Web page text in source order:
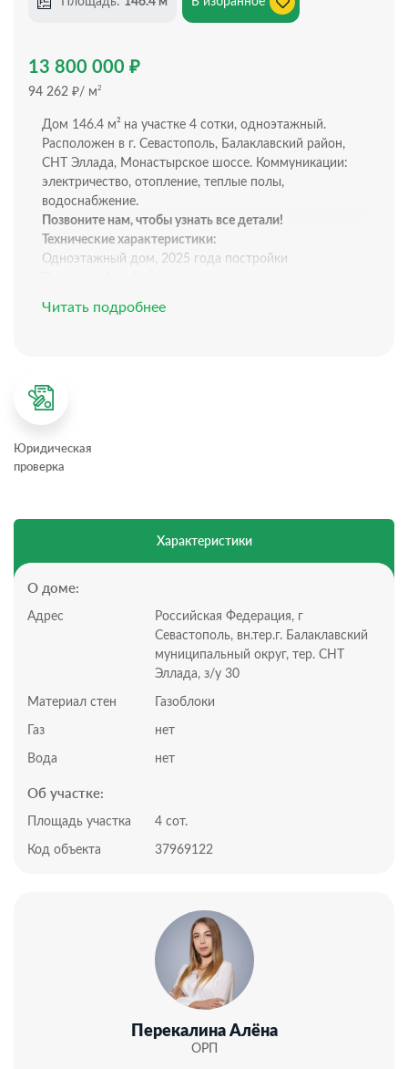
13 800 000 ₽
94 262 ₽/ м2
Дом 146.4 м² на участке 4 сотки, одноэтажный.
Расположен в г. Севастополь, Балаклавский район,
СНТ Эллада, Монастырское шоссе. Коммуникации:
электричество, отопление, теплые полы,
водоснабжение.
Позвоните нам, чтобы узнать все детали!
Технические характеристики:
Одноэтажный дом, 2025 года постройки
Электричество: 15 кВт от Севэнерго
Система “теплый пол”
Планировка дома:
Кухня гостиная 36 м², с выходом на крытую террасу
21.8 м²
Ванная комната 6.7 м²
Душевая комната 2,47 м²
Котельная 4,55 м²
Участок 4 сотки, статус участка: СТ
Территория огорожена
Подъезд по грунтовой дороге
Участок ровный, правильной формы, огорожен
металлическим забором, с откатными воротами и
парковочное место для автомобиля, пешеходные
дорожки и достаточно места для высаживания
К продаже предлагается дом в предчистовой
коммуникациями. Дом построен из газоблоков,
светлый, просторный, функциональный. Установлены
Из каждой комнаты предусмотрен выход на
придомовую территорию. Отдельный вход в
техническое помещение, где установлен
электрокотел и выведены коммуникации.
Позвоните нам, чтобы назначить просмотр!
Читать подробнее
Юридическая
проверка
Характеристики
О доме:
Адрес
Российская Федерация, г
Севастополь, вн.тер.г. Балаклавский
муниципальный округ, тер. СНТ
Эллада, з/у 30
Материал стен Газоблоки
Газ нет
Вода нет
Об участке:
Площадь участка 4 сот.
Код объекта 37969122
Перекалина Алёна
ОРП